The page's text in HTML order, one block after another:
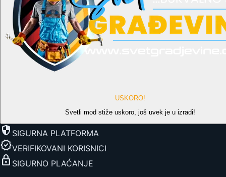
USKORO!
Svetli mod stiže uskoro, još uvek je u izradi!
security SIGURNA PLATFORMA
verifiedVERIFIKOVANI KORISNICI
lock SIGURNO PLAĆANJE